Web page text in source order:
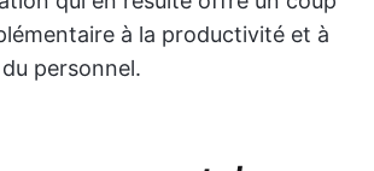
à la productivité et à
personnel.